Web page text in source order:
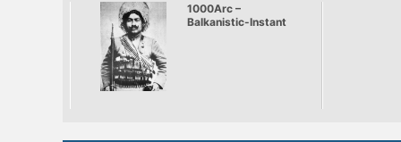
1000Arc –
Balkanistic-Instant